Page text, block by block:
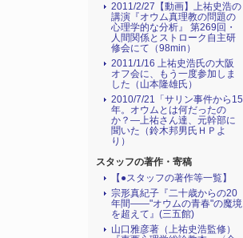
2011/2/27【動画】上祐史浩の
講演『オウム真理教の問題の
心理学的な分析』 第269回・
人間関係とストローク自主研
修会にて（98min）
2011/1/16 上祐史浩氏の大阪
オフ会に、もう一度参加しま
した（山本隆雄氏）
2010/7/21「サリン事件から15
年。オウムとは何だったの
か？―上祐さん達、元幹部に
聞いた（鈴木邦男氏ＨＰよ
り）
スタッフの著作・寄稿
【●スタッフの著作等一覧】
宗形真紀子『二十歳からの20
年間――"オウムの青春"の魔境
を超えて』(三五館)
山口雅彦著（上祐史浩監修）